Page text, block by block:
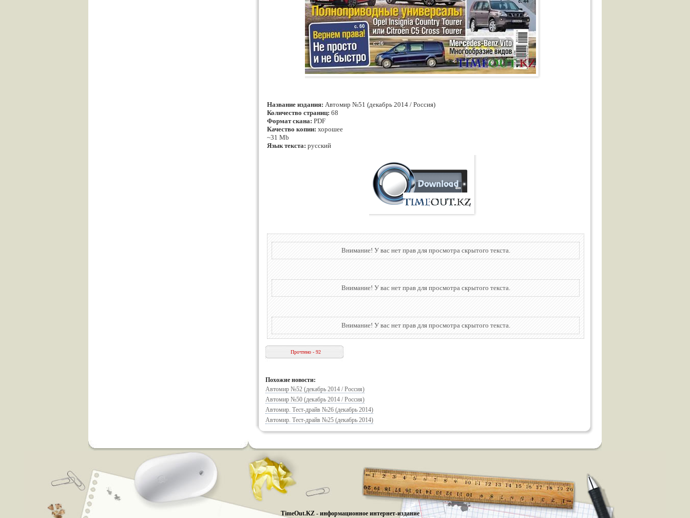
Название издания: Автомир №51 (декабрь 2014 / Россия)
Количество страниц: 68
Формат скана: PDF
Качество копии: хорошее
~31 Mb
Язык текста: русский
Внимание! У вас нет прав для просмотра скрытого текста.
Внимание! У вас нет прав для просмотра скрытого текста.
Внимание! У вас нет прав для просмотра скрытого текста.
Прочтено - 92
Похожие новости:
Автомир №52 (декабрь 2014 / Россия)
Автомир №50 (декабрь 2014 / Россия)
Автомир. Тест-драйв №26 (декабрь 2014)
Автомир. Тест-драйв №25 (декабрь 2014)
TimeOut.KZ - информационное интернет-издание